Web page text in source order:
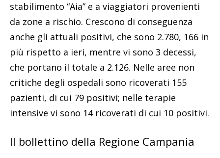
stabilimento “Aia” e a viaggiatori provenienti
da zone a rischio. Crescono di conseguenza
anche gli attuali positivi, che sono 2.780, 166 in
più rispetto a ieri, mentre vi sono 3 decessi,
che portano il totale a 2.126. Nelle aree non
critiche degli ospedali sono ricoverati 155
pazienti, di cui 79 positivi; nelle terapie
intensive vi sono 14 ricoverati di cui 10 positivi.
Il bollettino della Regione Campania